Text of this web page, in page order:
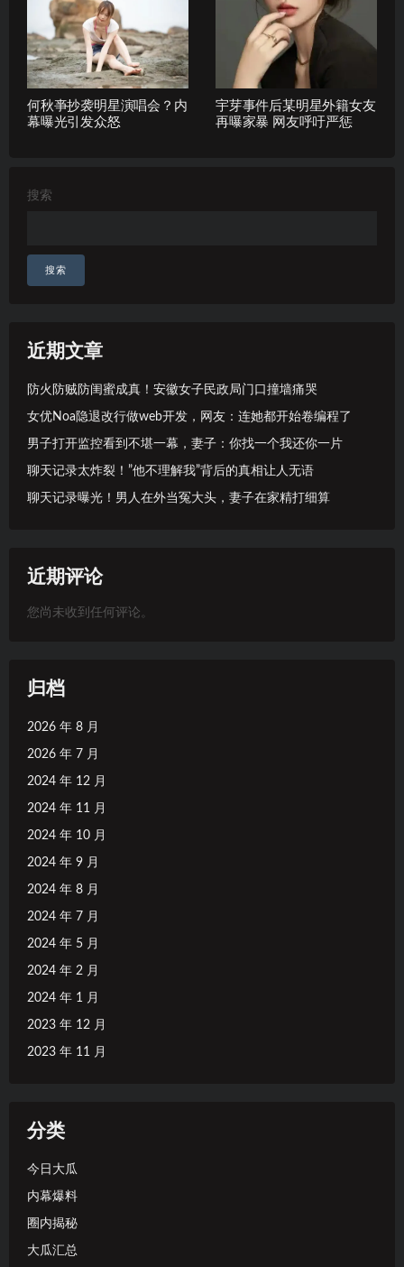
何秋亊抄袭明星演唱会？内
幕曝光引发众怒
宇芽事件后某明星外籍女友
再曝家暴 网友呼吁严惩
搜索
搜索
近期文章
防火防贼防闺蜜成真！安徽女子民政局门口撞墙痛哭
女优Noa隐退改行做web开发，网友：连她都开始卷编程了
男子打开监控看到不堪一幕，妻子：你找一个我还你一片
聊天记录太炸裂！”他不理解我”背后的真相让人无语
聊天记录曝光！男人在外当冤大头，妻子在家精打细算
近期评论
您尚未收到任何评论。
归档
2026 年 8 月
2026 年 7 月
2024 年 12 月
2024 年 11 月
2024 年 10 月
2024 年 9 月
2024 年 8 月
2024 年 7 月
2024 年 5 月
2024 年 2 月
2024 年 1 月
2023 年 12 月
2023 年 11 月
分类
今日大瓜
内幕爆料
圈内揭秘
大瓜汇总